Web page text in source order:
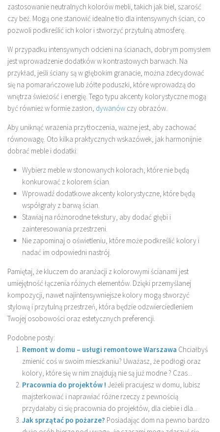
zastosowanie neutralnych kolorów mebli, takich jak biel, szarość
czy beż. Mogą one stanowić idealne tło dla intensywnych ścian, co
pozwoli podkreślić ich kolor i stworzyć przytulną atmosferę.
W przypadku intensywnych odcieni na ścianach, dobrym pomysłem
jest wprowadzenie dodatków w kontrastowych barwach. Na
przykład, jeśli ściany są w głębokim granacie, można zdecydować
się na pomarańczowe lub żółte poduszki, które wprowadzą do
wnętrza świeżość i energię. Tego typu akcenty kolorystyczne mogą
być również w formie zasłon, dywanów czy obrazów.
Aby uniknąć wrażenia przytłoczenia, ważne jest, aby zachować
równowagę. Oto kilka praktycznych wskazówek, jak harmonijnie
dobrać meble i dodatki:
Wybierz meble w stonowanych kolorach, które nie będą
konkurować z kolorem ścian.
Wprowadź dodatkowe akcenty kolorystyczne, które będą
współgrały z barwą ścian.
Stawiaj na różnorodne tekstury, aby dodać głębi i
zainteresowania przestrzeni.
Nie zapominaj o oświetleniu, które może podkreślić kolory i
nadać im odpowiedni nastrój.
Pamiętaj, że kluczem do aranżacji z kolorowymi ścianami jest
umiejętność łączenia różnych elementów. Dzięki przemyślanej
kompozycji, nawet najintensywniejsze kolory mogą stworzyć
stylową i przytulną przestrzeń, która będzie odzwierciedleniem
Twojej osobowości oraz estetycznych preferencji.
Podobne posty:
Remont w domu – usługi remontowe Warszawa Chciałbyś
zmienić coś w swoim mieszkaniu? Uważasz, że podłogi oraz
kolory, które się w nim znajdują nie są już modne ? Czas...
Pracownia do projektów ! Jeżeli pracujesz w domu, lubisz
majsterkować i naprawiać różne rzeczy z pewnością
przydałaby ci się pracownia do projektów, dla ciebie i dla...
Jak sprzątać po pożarze? Posiadając dom na pewno bardzo